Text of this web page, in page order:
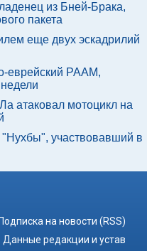
из Бней-Брака,
пакета
еще двух эскадрилий
еврейский РААМ,
атаковал мотоцикл на
"Нухбы", участвовавший в
на новости (RSS)
Данные редакции и устав